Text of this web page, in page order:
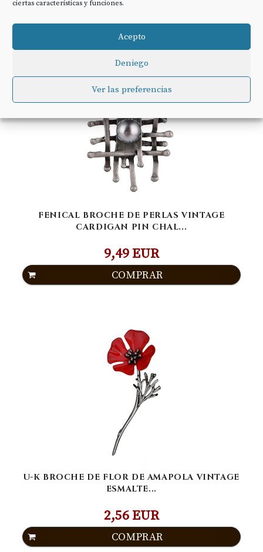
ciertas características y funciones.
Acepto
Deniego
Ver las preferencias
FENICAL BROCHE DE PERLAS VINTAGE
CARDIGAN PIN CHAL...
9,49 EUR
COMPRAR
U-K BROCHE DE FLOR DE AMAPOLA VINTAGE
ESMALTE...
2,56 EUR
COMPRAR